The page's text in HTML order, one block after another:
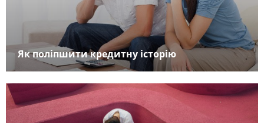
Як поліпшити кредитну історію